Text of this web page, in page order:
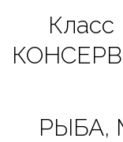
РЫБА,